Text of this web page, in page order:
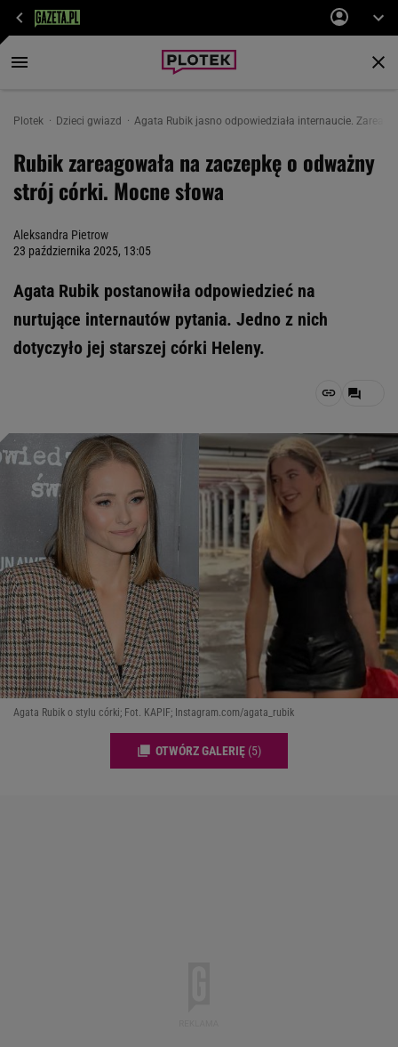
Plotek Dzieci gwiazd Agata Rubik jasno odpowiedziała internaucie.
Rubik zareagowała na zaczepkę o odważny
strój córki. Mocne słowa
Aleksandra Pietrow
23 października 2025, 13:05
Agata Rubik postanowiła odpowiedzieć na
nurtujące internautów pytania. Jedno z nich
dotyczyło jej starszej córki Heleny.
Agata Rubik o stylu córki; Fot. KAPIF; Instagram.com/agata_rubik
OTWÓRZ GALERIĘ (5)